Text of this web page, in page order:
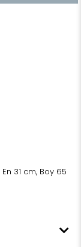
31 cm, Boy 65